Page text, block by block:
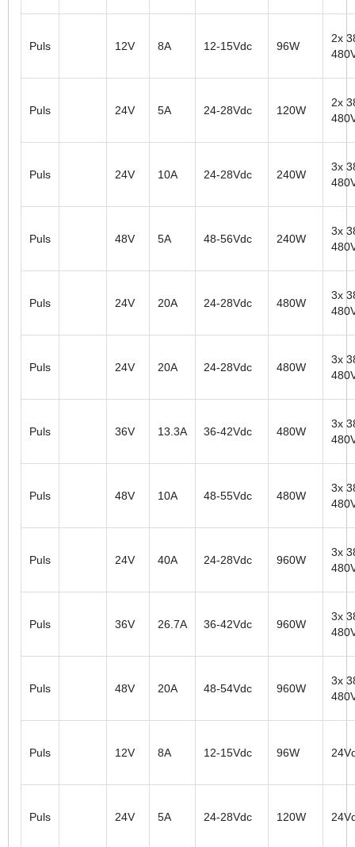
Puls 12V 8A 12-15Vdc 96W
2x
Puls 24V 5A 24-28Vdc 120W
2x
Puls 24V 10A 24-28Vdc 240W
3x
Puls 48V 5A 48-56Vdc 240W
3x
Puls 24V 20A 24-28Vdc 480W
3x
Puls 24V 20A 24-28Vdc 480W
3x
Puls 36V 13.3A 36-42Vdc 480W
3x
Puls 48V 10A 48-55Vdc 480W
3x
Puls 24V 40A 24-28Vdc 960W
3x
Puls 36V 26.7A 36-42Vdc 960W
3x
Puls 48V 20A 48-54Vdc 960W
3x
Puls 12V 8A 12-15Vdc 96W
Puls 24V 5A 24-28Vdc 120W